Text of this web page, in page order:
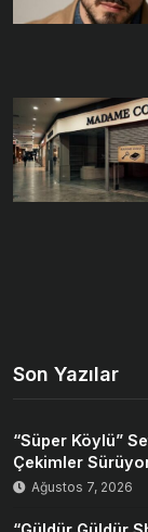
Son Yazılar
“Süper Köylü”
Çekimler
Ağustos 7, 2026